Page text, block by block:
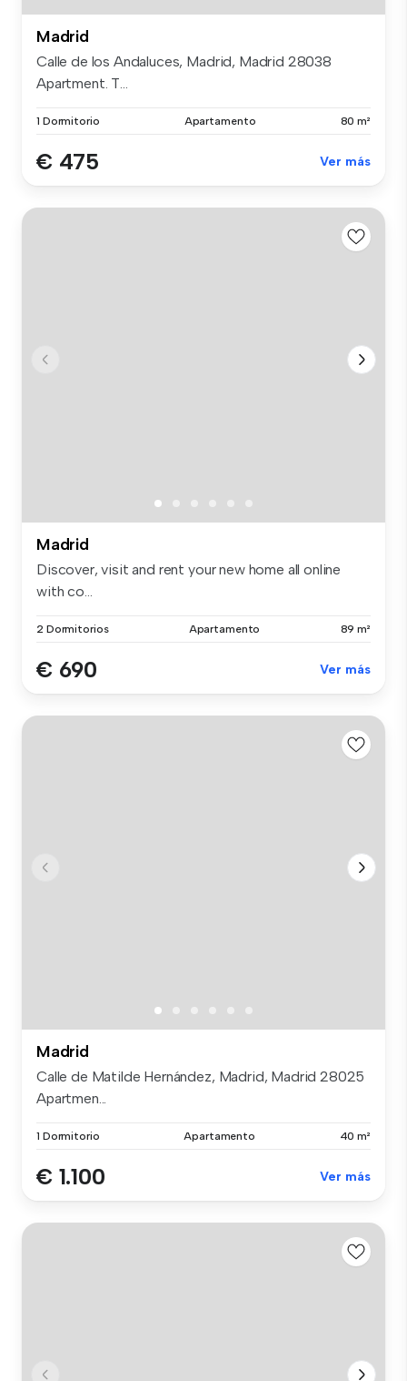
Madrid
Calle de los Andaluces, Madrid, Madrid 28038
Apartment. T...
1 Dormitorio Apartamento 80 m²
€ 475 Ver más
Madrid
Discover, visit and rent your new home all online
with co...
2 Dormitorios Apartamento 89 m²
€ 690 Ver más
Madrid
Calle de Matilde Hernández, Madrid, Madrid 28025
Apartmen...
1 Dormitorio Apartamento 40 m²
€ 1.100 Ver más